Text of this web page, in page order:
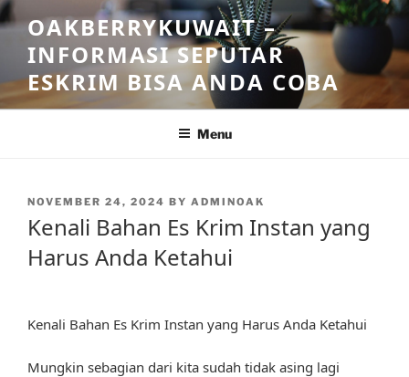
Skip
to
content
OAKBERRYKUWAIT –
INFORMASI SEPUTAR
ESKRIM BISA ANDA COBA
Menu
POSTED
NOVEMBER 24, 2024 BY ADMINOAK
Kenali Bahan Es Krim Instan yang
Harus Anda Ketahui
Kenali Bahan Es Krim Instan yang Harus Anda Ketahui
Mungkin sebagian dari kita sudah tidak asing lagi